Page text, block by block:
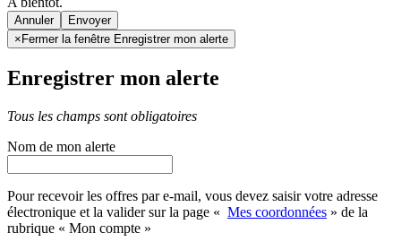
Annuler
× Fermer la fenêtre Enregistrer mon alerte
Enregistrer mon alerte
Tous les champs sont obligatoires
Nom de mon alerte
Pour recevoir les offres par e-mail, vous devez saisir votre adresse
électronique et la valider sur la page « Mes coordonnées » de la
rubrique « Mon compte »